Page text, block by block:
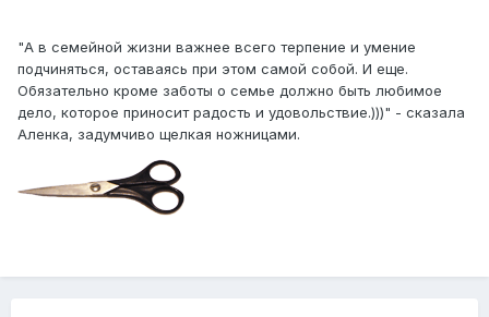
"А в семейной жизни важнее всего терпение и умение
подчиняться, оставаясь при этом самой собой. И еще.
Обязательно кроме заботы о семье должно быть любимое
дело, которое приносит радость и удовольствие.)))" - сказала
Аленка, задумчиво щелкая ножницами.